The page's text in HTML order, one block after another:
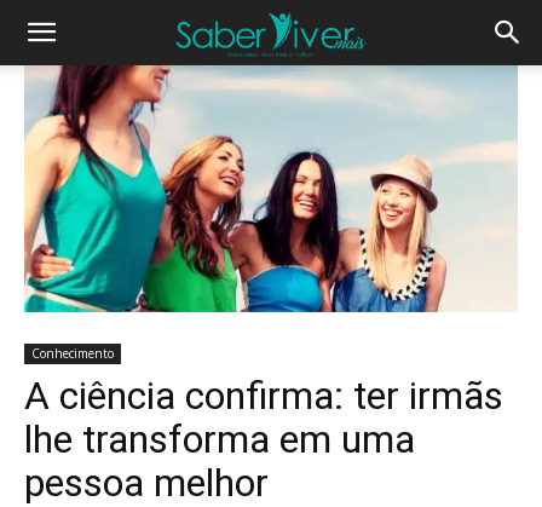
Conhecimento
A ciência confirma: ter irmãs
lhe transforma em uma
pessoa melhor